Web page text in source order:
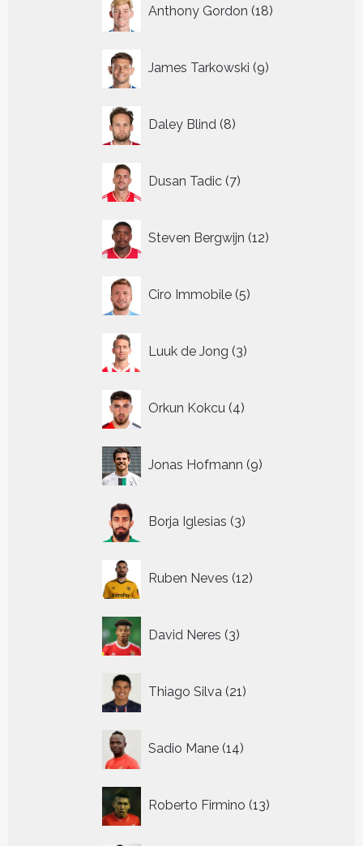
Anthony Gordon 18
producten
James Tarkowski 9
producten
Daley Blind 8
producten
Dusan Tadic 7
producten
Steven Bergwijn 12
producten
Ciro Immobile 5
producten
Luuk de Jong 3
producten
Orkun Kokcu 4
producten
Jonas Hofmann 9
producten
Borja Iglesias 3
producten
Ruben Neves 12
producten
David Neres 3
producten
Thiago Silva 21
producten
Sadio Mane 14
producten
Roberto Firmino 13
producten